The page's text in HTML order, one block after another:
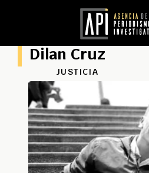
Dilan Cruz
JUSTICIA